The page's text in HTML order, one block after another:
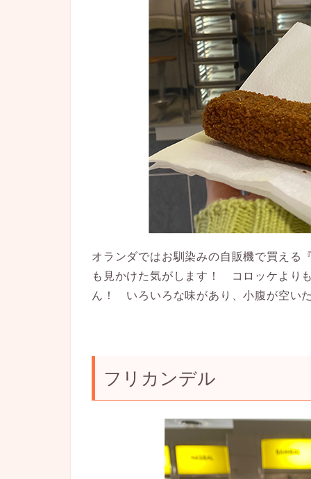
オランダではお馴染みの自販機で買える
も見かけた気がします！
コロッケより
ん！ いろいろな味があり、小腹が空い
フリカンデル